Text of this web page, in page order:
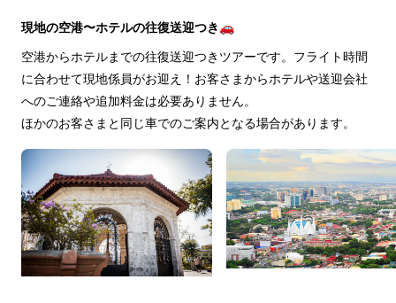
現地の空港〜ホテルの往復送迎つき🚗
空港からホテルまでの往復送迎つきツアーです。フライト時間
に合わせて現地係員がお迎え！お客さまからホテルや送迎会社
へのご連絡や追加料金は必要ありません。
ほかのお客さまと同じ車でのご案内となる場合があります。